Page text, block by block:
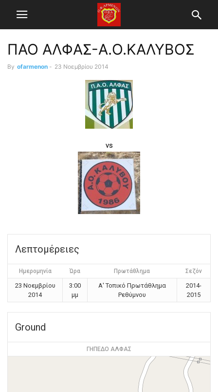
ΠΑΟ ΑΛΦΑΣ-Α.Ο.ΚΑΛΥΒΟΣ
By ofarmenon - 23 Νοεμβρίου 2014
vs
Λεπτομέρειες
Ημερομηνία Ώρα Πρωτάθλημα Σεζόν
23 Νοεμβρίου
2014
3:00
μμ
Α' Τοπικό Πρωτάθλημα
Ρεθύμνου
2014-
2015
Ground
ΓΗΠΕΔΟ ΑΛΦΑΣ